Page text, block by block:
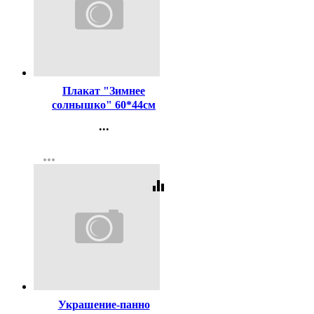
Плакат "Зимнее
солнышко" 60*44см
...
Регистрация
more_horiz
equalizer
Украшение-панно